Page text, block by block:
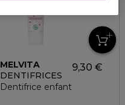
MELVITA
DENTIFRICES
Dentifrice enfant
9,30 €